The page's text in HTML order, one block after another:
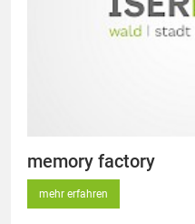
memory factory
mehr erfahren